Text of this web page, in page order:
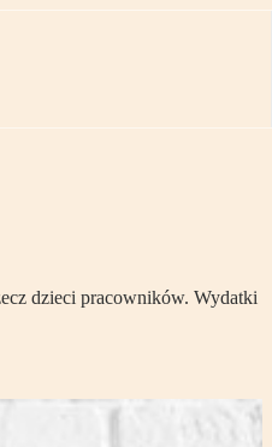
dzieci pracowników. Wydatki